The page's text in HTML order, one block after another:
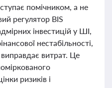
помічником, а не
регулятор BIS
інвестицій у ШІ,
нестабільності,
витрат. Це
ризиків і